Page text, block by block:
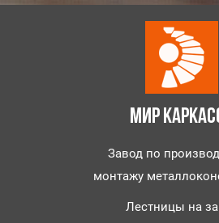
МИР
Завод по
монтажу
Лестницы на